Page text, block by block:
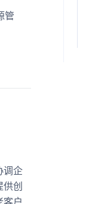
管
调企
创